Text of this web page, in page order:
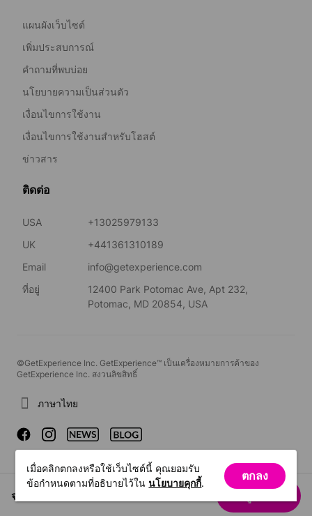
แผนผังเว็บไซต์
เพิ่มประสบการณ์
คำถามที่พบบ่อย
นโยบายความเป็นส่วนตัว
เงื่อนไขการใช้งาน
เงื่อนไขการใช้งานสำหรับโฮสต์
ข่าวสาร
ติดต่อ
USA
+13025979133
UK
+441361310189
Email
info@getexperience.com
ที่อยู่
12400 Park Potomac Ave, Apt 232,
Potomac, MD 20854, USA
©GetExperience Inc. GetExperience™ เป็นเครื่องหมายการค้าของ
GetExperience Inc. สงวนลิขสิทธิ์
ภาษาไทย
จาก US$32.77
เมื่อคลิกตกลงหรือใช้เว็บไซต์นี้ คุณยอมรับ
ข้อกำหนดตามที่อธิบายไว้ในนโยบายคุกกี้.
ตกลง